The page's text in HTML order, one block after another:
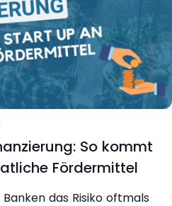
So kommt
Fördermittel
das Risiko oftmals